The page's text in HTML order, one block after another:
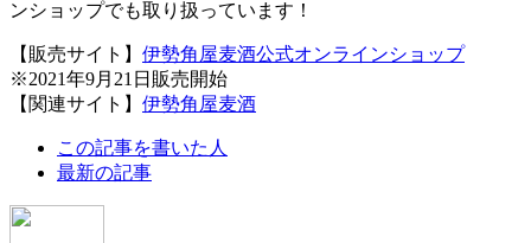
ンショップでも取り扱っています！
【販売サイト】 伊勢角屋麦酒公式オンラインショップ
※2021年9月21日販売開始
【関連サイト】 伊勢角屋麦酒
following
tabs
change
この記事を書いた人
最新の記事